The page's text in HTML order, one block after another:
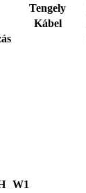
Tengely
Kábel
W1